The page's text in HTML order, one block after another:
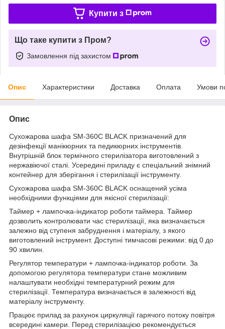
Купити з
Що таке купити з Пром?
Замовлення під захистом
Опис Характеристики Доставка Оплата Умови
Опис
Сухожарова шафа SM-360C BLACK призначений для
дезінфекції манікюрних та педикюрних інструментів.
Внутрішній блок термічного стерилізатора виготовлений з
нержавіючої сталі. Усередині приладу є спеціальний знімний
контейнер для зберігання і стерилізації інструменту.
Сухожарова шафа SM-360C BLACK оснащений усіма
необхідними функціями для якісної стерилізації:
Таймер + лампочка-індикатор роботи таймера. Таймер
дозволить контролювати час стерилізації, яка визначається
залежно від ступеня забруднення і матеріалу, з якого
виготовлений інструмент. Доступні тимчасові режими: від 0 до
90 хвилин.
Регулятор температури + лампочка-індикатор роботи. За
допомогою регулятора температури стане можливим
налаштувати необхідні температурний режим для
стерилізації. Температура визначається в залежності від
матеріалу інструменту.
Працює прилад за рахунок циркуляції гарячого потоку повітря
всередині камери. Перед стерилізацією рекомендується